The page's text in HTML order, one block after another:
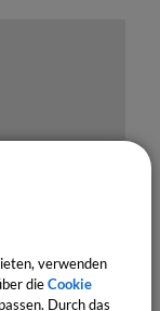
in Ihren
verwenden
dieCookie
Durch das